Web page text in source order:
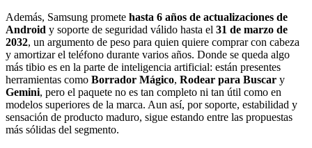
Además, Samsung promete hasta 6 años de actualizaciones de
Android y soporte de seguridad válido hasta el 31 de marzo de
2032, un argumento de peso para quien quiere comprar con cabeza
y amortizar el teléfono durante varios años. Donde se queda algo
más tibio es en la parte de inteligencia artificial: están presentes
herramientas como Borrador Mágico, Rodear para Buscar y
Gemini, pero el paquete no es tan completo ni tan útil como en
modelos superiores de la marca. Aun así, por soporte, estabilidad y
sensación de producto maduro, sigue estando entre las propuestas
más sólidas del segmento.